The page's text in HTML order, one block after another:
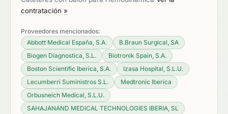
contratación »
Proveedores mencionados:
Abbott Medical España, S.A.
B.Braun Surgical, SA
Biogen Diagnostica, S.L.
Biotronik Spain, S.A.
Boston Scientific Iberica, S.A.
Izasa Hospital, S.L.U.
Lecumberri Suministros S.L.
Medtronic Iberica
Orbusneich Medical, S.L.U.
SAHAJANAND MEDICAL TECHNOLOGIES IBERIA, SL